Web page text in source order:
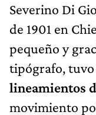
Severino Di
de 1901 en
pequeño y
tipógrafo,
lineamientos
movimiento